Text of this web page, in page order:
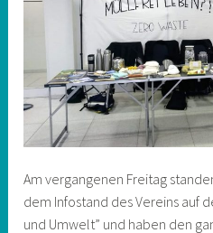
Am vergangenen Freitag
dem Infostand des Vereins auf
und Umwelt” und haben den